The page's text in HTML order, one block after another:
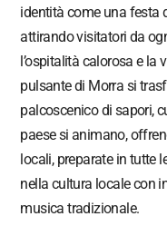
identità come una festa
attirando visitatori da
l’ospitalità calorosa e la
pulsante di Morra si
palcoscenico di sapori,
paese si animano,
locali, preparate in tutte
nella cultura locale con
musica tradizionale.